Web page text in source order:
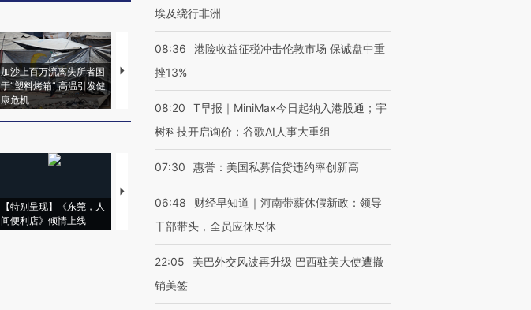
加沙上百万流离失所者困
于“塑料烤箱” 高温引发健
康危机
马航飞行员跨国走私7万
要防空导弹“救急”
13人遇难
【特别呈现】《东莞，人
间便利店》倾情上线
【推广】走进第四届链博
会，让数智科技“链”接产
【特别呈现】寻找100种
有意思的生活方式·第三对
CFO：不靠规模取胜，华
埃及绕行非洲
08:36
港险收益征税冲击伦敦市场 保诚盘中重
挫13%
08:20
T早报｜MiniMax今日起纳入港股通；宇
树科技开启询价；谷歌AI人事大重组
07:30 惠誉：美国私募信贷违约率创新高
06:48
财经早知道｜河南带薪休假新政：领导
干部带头，全员应休尽休
22:05
美巴外交风波再升级 巴西驻美大使遭撤
销美签